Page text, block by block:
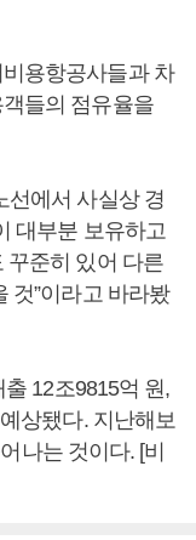
용항공사들과 차
들의 점유율을
선에서 사실상 경
대부분 보유하고
꾸준히 있어 다른
것”이라고 바라봤
12조9815억 원,
상됐다. 지난해보
나는 것이다. [비